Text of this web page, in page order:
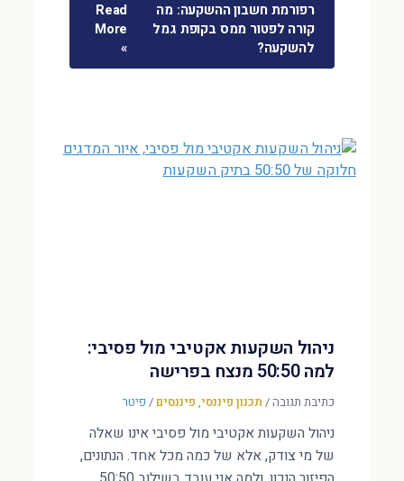
רפורמת חשבון ההשקעה: מה
קורה לפטור ממס בקופת גמל
להשקעה?
Read
More
»
ניהול השקעות אקטיבי מול פסיבי:
למה 50:50 מנצח בפרישה
כתיבת תגובה/ תכנון פיננסי, פיננסים / פיטר
ניהול השקעות אקטיבי מול פסיבי אינו שאלה
של מי צודק, אלא של כמה מכל אחד. הנתונים,